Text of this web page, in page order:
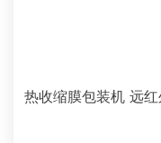
热收缩膜包装机 远